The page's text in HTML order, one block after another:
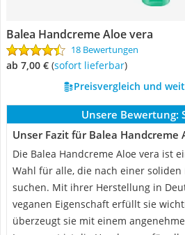
Balea Handcreme Aloe vera
18 Bewertungen
ab 7,00 € ( Sofort lieferbar)
Preisvergleich und
Unsere Bewertung:
Unser Fazit für Balea Handcreme
Die Balea Handcreme Aloe vera ist
Wahl für alle, die nach einer soliden
suchen. Mit ihrer Herstellung in
veganen Eigenschaft erfüllt sie
überzeugt sie mit einem